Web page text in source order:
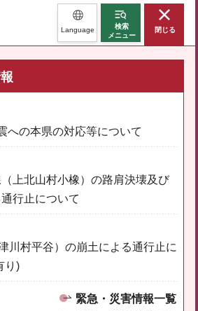
Language
検索
メニュー
閉じる
への本県の対応等について
上北山村小橡）の路肩決壊及び
行止について
川村平谷）の崩土による通行止に
り)
緊急・災害情報一覧